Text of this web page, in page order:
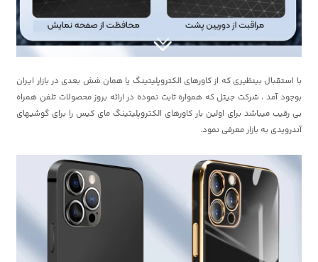
با استقبال بینظیری که از کاورهای الکتروپلیتینگ یا همان شش بعدی در بازار ایران
بوجود آمد ، شرکت جیتل که همواره ثابت نموده در ارائه بروز محصولات تلفن همراه
بی رقیب میباشد برای اولین بار کاورهای الکتروپلیتینگ مای کیس را برای گوشیهای
آندرویدی به بازار معرفی نمود.